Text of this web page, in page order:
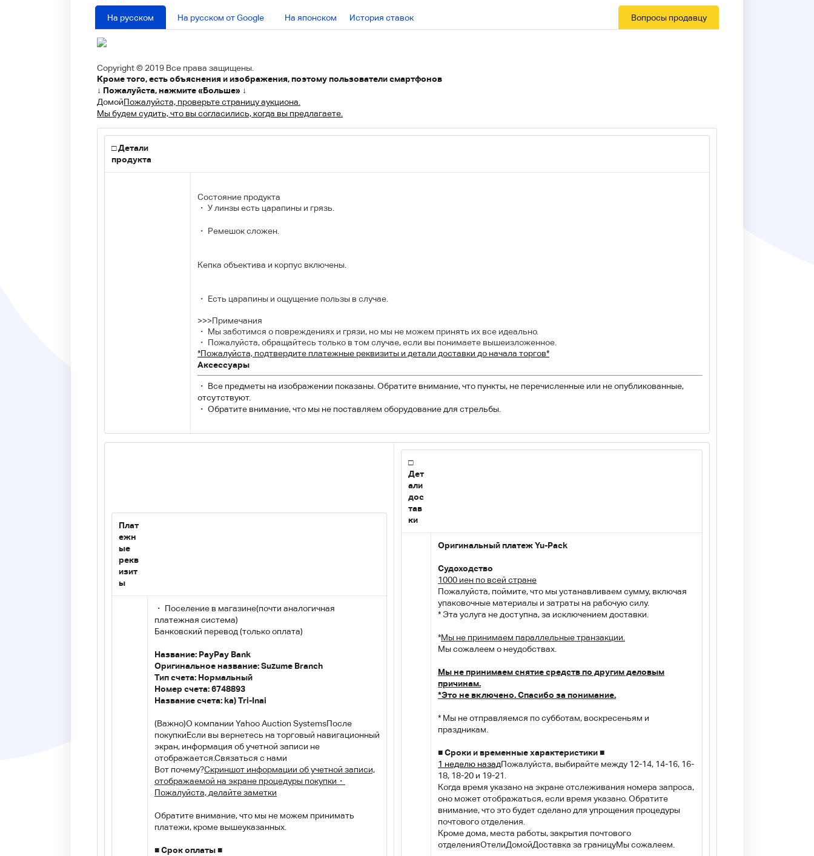
На русском На русском от Google На японском История ставок Вопросы продавцу
Copyright © 2019 Все права защищены.
Кроме того, есть объяснения и изображения, поэтому пользователи смартфонов
↓ Пожалуйста, нажмите «Больше» ↓
ДомойПожалуйста, проверьте страницу аукциона.
Мы будем судить, что вы согласились, когда вы предлагаете.
□ Детали
продукта
Состояние продукта
・ У линзы есть царапины и грязь.
・ Ремешок сложен.
Кепка объектива и корпус включены.
・ Есть царапины и ощущение пользы в случае.
>>>Примечания
・ Мы заботимся о повреждениях и грязи, но мы не можем принять их все идеально.
・ Пожалуйста, обращайтесь только в том случае, если вы понимаете вышеизложенное.
*Пожалуйста, подтвердите платежные реквизиты и детали доставки до начала торгов*
Аксессуары
・ Все предметы на изображении показаны. Обратите внимание, что пункты, не перечисленные или не опубликованные,
отсутствуют.
・ Обратите внимание, что мы не поставляем оборудование для стрельбы.
Плат
ежн
ые
рекв
изит
ы
・ Поселение в магазине(почти аналогичная
платежная система)
Банковский перевод (только оплата)
Название: PayPay Bank
Оригинальное название: Suzume Branch
Тип счета: Нормальный
Номер счета:6748893
Название счета: ka) Tri-Inai
(Важно)О компании Yahoo Auction SystemsПосле
покупкиЕсли вы вернетесь на торговый навигационный
экран, информация об учетной записи не
отображается.Связаться с нами
Вот почему?Скриншот информации об учетной записи,
отображаемой на экране процедуры покупки ・
Пожалуйста, делайте заметки
Обратите внимание, что мы не можем принимать
платежи, кроме вышеуказанных.
■ Срок оплаты ■
□
Дет
али
дос
тав
ки
Оригинальный платеж Yu-Pack
Судоходство
1000 иен по всей стране
Пожалуйста, поймите, что мы устанавливаем сумму, включая
упаковочные материалы и затраты на рабочую силу.
* Эта услуга не доступна, за исключением доставки.
*Мы не принимаем параллельные транзакции.
Мы сожалеем о неудобствах.
Мы не принимаем снятие средств по другим деловым
причинам.
*Это не включено. Спасибо за понимание.
* Мы не отправляемся по субботам, воскресеньям и
праздникам.
■ Сроки и временные характеристики ■
1 неделю назадПожалуйста, выбирайте между 12-14, 14-16, 16-
18, 18-20 и 19-21.
Когда время указано на экране отслеживания номера запроса,
оно может отображаться, если время указано. Обратите
внимание, что это будет сделано для упрощения процедуры
почтового отделения.
Кроме дома, места работы, закрытия почтового
отделенияОтелиДомойДоставка за границуМы сожалеем.